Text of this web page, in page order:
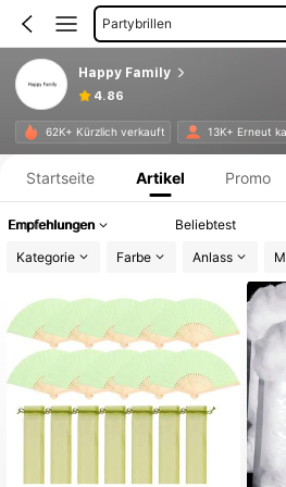
Partyzubehör Für Hochzeiten
Happy Family
4.86
62K+ Kürzlich verkauft 13K+ Erneut
Produktinformation: Preisangabe, Verkaufs-
Startseite Artikel Promo
Empfehlungen Beliebtest
Kategorie
Farbe Anlass